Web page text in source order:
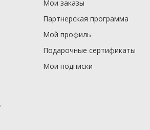
Мои заказы
Партнерская программа
Мой профиль
Подарочные сертификаты
Мои подписки